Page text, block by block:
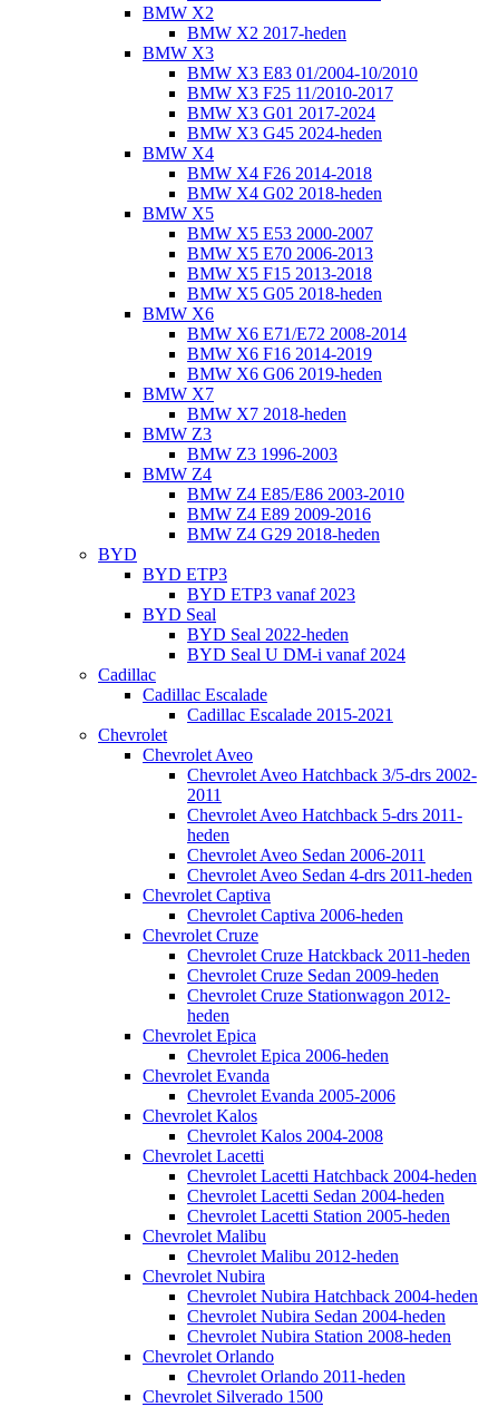
BMW X2
BMW X2 2017-heden
BMW X3
BMW X3 E83 01/2004-10/2010
BMW X3 F25 11/2010-2017
BMW X3 G01 2017-2024
BMW X3 G45 2024-heden
BMW X4
BMW X4 F26 2014-2018
BMW X4 G02 2018-heden
BMW X5
BMW X5 E53 2000-2007
BMW X5 E70 2006-2013
BMW X5 F15 2013-2018
BMW X5 G05 2018-heden
BMW X6
BMW X6 E71/E72 2008-2014
BMW X6 F16 2014-2019
BMW X6 G06 2019-heden
BMW X7
BMW X7 2018-heden
BMW Z3
BMW Z3 1996-2003
BMW Z4
BMW Z4 E85/E86 2003-2010
BMW Z4 E89 2009-2016
BMW Z4 G29 2018-heden
BYD
BYD ETP3
BYD ETP3 vanaf 2023
BYD Seal
BYD Seal 2022-heden
BYD Seal U DM-i vanaf 2024
Cadillac
Cadillac Escalade
Cadillac Escalade 2015-2021
Chevrolet
Chevrolet Aveo
Chevrolet Aveo Hatchback 3/5-drs 2002-
2011
Chevrolet Aveo Hatchback 5-drs 2011-
heden
Chevrolet Aveo Sedan 2006-2011
Chevrolet Aveo Sedan 4-drs 2011-heden
Chevrolet Captiva
Chevrolet Captiva 2006-heden
Chevrolet Cruze
Chevrolet Cruze Hatckback 2011-heden
Chevrolet Cruze Sedan 2009-heden
Chevrolet Cruze Stationwagon 2012-
heden
Chevrolet Epica
Chevrolet Epica 2006-heden
Chevrolet Evanda
Chevrolet Evanda 2005-2006
Chevrolet Kalos
Chevrolet Kalos 2004-2008
Chevrolet Lacetti
Chevrolet Lacetti Hatchback 2004-heden
Chevrolet Lacetti Sedan 2004-heden
Chevrolet Lacetti Station 2005-heden
Chevrolet Malibu
Chevrolet Malibu 2012-heden
Chevrolet Nubira
Chevrolet Nubira Hatchback 2004-heden
Chevrolet Nubira Sedan 2004-heden
Chevrolet Nubira Station 2008-heden
Chevrolet Orlando
Chevrolet Orlando 2011-heden
Chevrolet Silverado 1500